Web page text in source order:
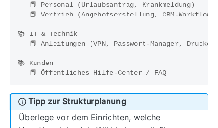
   📕 Personal (Urlaubsantrag, Krankmeldung)
   📕 Vertrieb (Angebotserstellung, CRM-Workflow)
📚 IT & Technik
📕 Anleitungen (VPN, Passwort-Manager,
📚 Kunden
   📕 Öffentliches Hilfe-Center / FAQ
Tipp zur Strukturplanung
Überlege vor dem Einrichten, welche